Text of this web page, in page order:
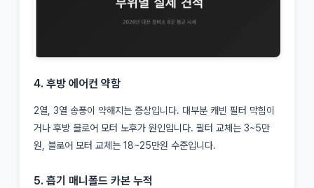
4. 후방 에어컨 약함
2열, 3열 송풍이 약해지는 증상입니다. 대부분 캐빈 필터 막힘이
거나 후방 블로어 모터 노후가 원인입니다. 필터 교체는 3~5만
원, 블로어 모터 교체는 18~25만원 수준입니다.
5. 흡기 매니폴드 카본 누적